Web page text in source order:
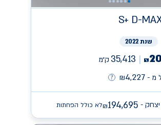
S+ D-
שנת 2022
₪
35,413 ק״מ
מ -
₪4,227
יצחק - ₪194,695 לא כולל הפחתות